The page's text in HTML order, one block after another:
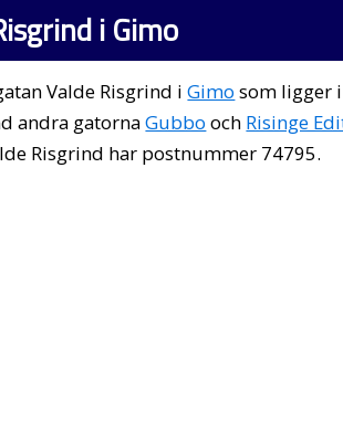
i Gimo
Valde Risgrind iGimo som ligger i
andra gatornaGubbo och Risinge
Risgrind har postnummer 74795.